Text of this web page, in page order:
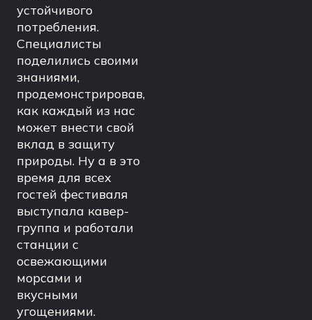
устойчивого
потребления.
Специалисты
поделились своими
знаниями,
продемонстрировав,
как каждый из нас
может внести свой
вклад в защиту
природы. Ну а в это
время для всех
гостей фестиваля
выступала кавер-
группа и работали
станции с
освежающими
морсами и
вкусными
угощениями.